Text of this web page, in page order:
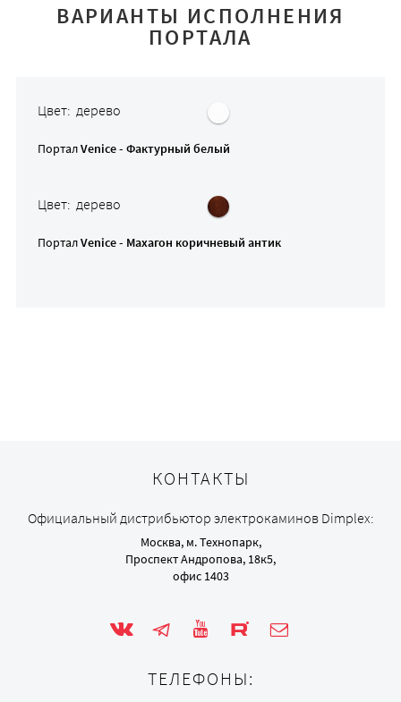
ВАРИАНТЫ ИСПОЛНЕНИЯ
ПОРТАЛА
Цвет: дерево
ПорталVenice - Фактурный белый
Цвет: дерево
ПорталVenice - Махагон коричневый антик
КОНТАКТЫ
Официальный дистрибьютор электрокаминов Dimplex:
Москва, м. Технопарк,
Проспект Андропова, 18к5,
офис 1403
ТЕЛЕФОНЫ: